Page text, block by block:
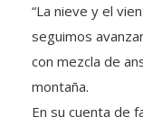
“La nieve y el
seguimos
con mezcla de
montaña.
En su cuenta de